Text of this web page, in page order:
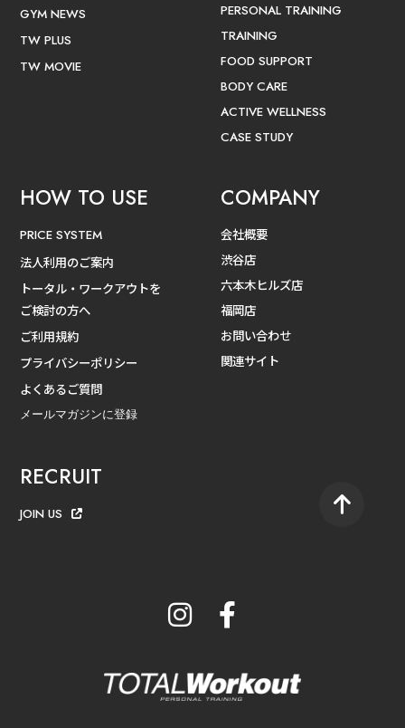
GYM NEWS
TW PLUS
TW MOVIE
PERSONAL TRAINING
TRAINING
FOOD SUPPORT
BODY CARE
ACTIVE WELLNESS
CASE STUDY
HOW TO USE
PRICE SYSTEM
法人利用のご案内
トータル・ワークアウトを
ご検討の方へ
ご利用規約
プライバシーポリシー
よくあるご質問
メールマガジンに登録
COMPANY
会社概要
渋谷店
六本木ヒルズ店
福岡店
お問い合わせ
関連サイト
RECRUIT
JOIN US